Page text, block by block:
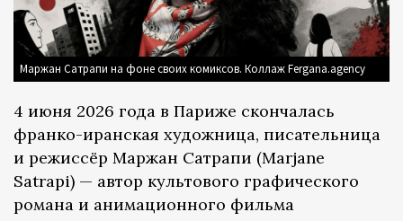
Маржан Сатрапи на фоне своих комиксов. Коллаж Fergana.agency
4 июня 2026 года в Париже скончалась
франко-иранская художница, писательница
и режиссёр Маржан Сатрапи (Marjane
Satrapi) — автор культового графического
романа и анимационного фильма